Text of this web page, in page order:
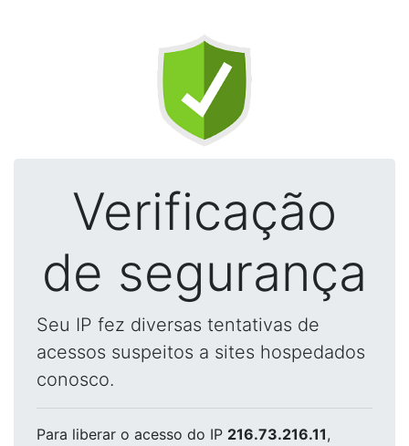
Verificação
de segurança
Seu IP fez diversas tentativas de
acessos suspeitos a sites hospedados
conosco.
Para liberar o acesso do IP 216.73.216.11,